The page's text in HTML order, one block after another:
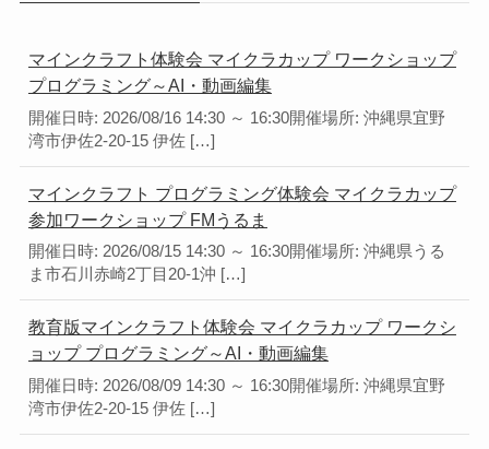
マインクラフト体験会 マイクラカップ ワークショップ
プログラミング～AI・動画編集
開催日時: 2026/08/16 14:30 ～ 16:30開催場所: 沖縄県宜野
湾市伊佐2-20-15 伊佐 […]
マインクラフト プログラミング体験会 マイクラカップ
参加ワークショップ FMうるま
開催日時: 2026/08/15 14:30 ～ 16:30開催場所: 沖縄県うる
ま市石川赤崎2丁目20-1沖 […]
教育版マインクラフト体験会 マイクラカップ ワークシ
ョップ プログラミング～AI・動画編集
開催日時: 2026/08/09 14:30 ～ 16:30開催場所: 沖縄県宜野
湾市伊佐2-20-15 伊佐 […]